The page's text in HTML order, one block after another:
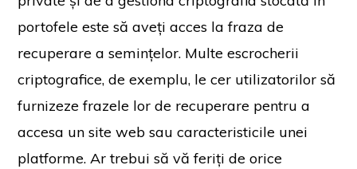
portofele este să aveți acces la fraza de
recuperare a semințelor. Multe escrocherii
criptografice, de exemplu, le cer utilizatorilor să
furnizeze frazele lor de recuperare pentru a
accesa un site web sau caracteristicile unei
platforme. Ar trebui să vă feriți de orice